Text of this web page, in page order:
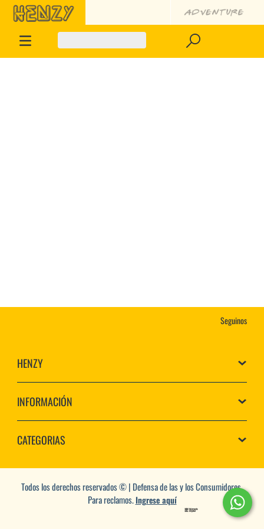
Seguinos
HENZY
INFORMACIÓN
CATEGORIAS
Todos los derechos reservados © | Defensa de las y los Consumidores.
Para reclamos.Ingrese aquí